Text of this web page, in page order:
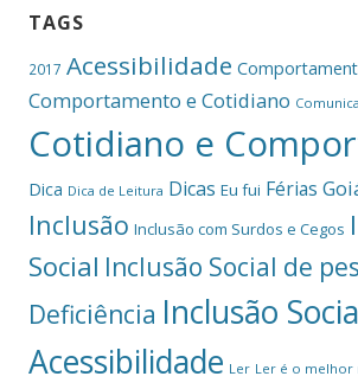
TAGS
2017 Acessibilidade
Comportamento e Cotidiano
Cotidiano e
Dica Dica de Leitura Dicas Eu fui Férias
Inclusão Inclusão com Surdos e Cegos
Social Inclusão Social de
Deficiência Inclusão
Acessibilidade Ler Ler é o melhor